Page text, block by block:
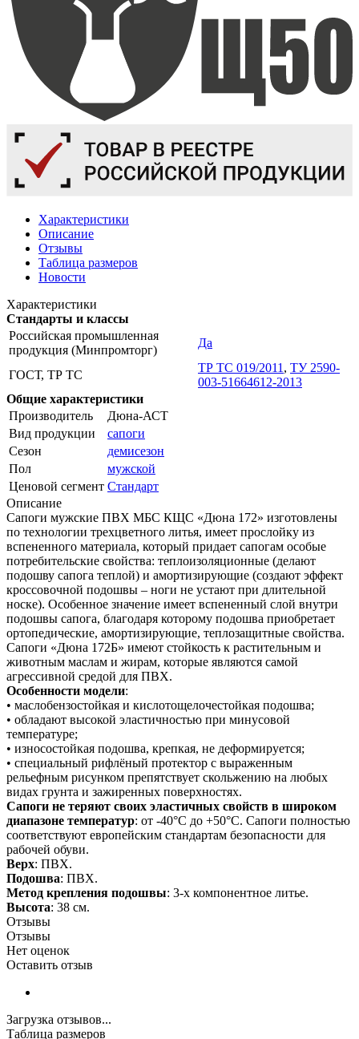
Характеристики
Описание
Отзывы
Таблица размеров
Новости
Характеристики
Стандарты и классы
Российская промышленная
продукция (Минпромторг)
Да
ГОСТ, ТР ТС
ТР ТС 019/2011 , ТУ 2590-
003-51664612-2013
Общие характеристики
Производитель
Дюна-АСТ
Вид продукции
сапоги
Сезон
демисезон
Пол
мужской
Ценовой сегмент Стандарт
Описание
Сапоги мужские ПВХ МБС КЩС «Дюна 172» изготовлены
по технологии трехцветного литья, имеет прослойку из
вспененного материала, который придает сапогам особые
потребительские свойства: теплоизоляционные (делают
подошву сапога теплой) и амортизирующие (создают эффект
кроссовочной подошвы – ноги не устают при длительной
носке). Особенное значение имеет вспененный слой внутри
подошвы сапога, благодаря которому подошва приобретает
ортопедические, амортизирующие, теплозащитные свойства.
Сапоги «Дюна 172Б» имеют стойкость к растительным и
животным маслам и жирам, которые являются самой
агрессивной средой для ПВХ.
Особенности модели:
• маслобензостойкая и кислотощелочестойкая подошва;
• обладают высокой эластичностью при минусовой
температуре;
• износостойкая подошва, крепкая, не деформируется;
• специальный рифлёный протектор с выраженным
рельефным рисунком препятствует скольжению на любых
видах грунта и зажиренных поверхностях.
Сапоги не теряют своих эластичных свойств в широком
диапазоне температур: от -40°С до +50°С. Сапоги полностью
соответствуют европейским стандартам безопасности для
рабочей обуви.
Верх: ПВХ.
Подошва: ПВХ.
Метод крепления подошвы: 3-х компонентное литье.
Высота: 38 см.
Отзывы
Отзывы
Нет оценок
Оставить отзыв
Загрузка отзывов...
Таблица размеров